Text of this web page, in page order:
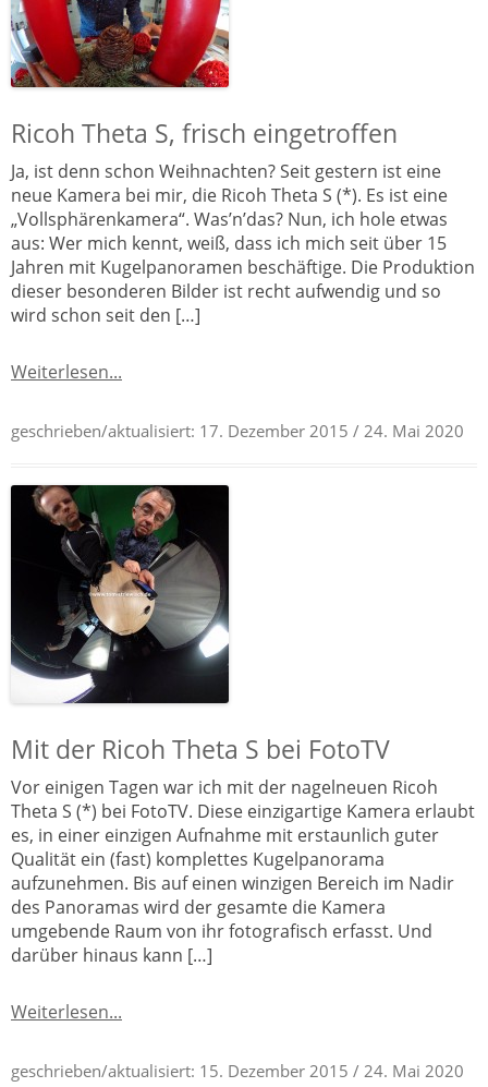
Ricoh Theta S, frisch eingetroffen
Ja, ist denn schon Weihnachten? Seit gestern ist eine
neue Kamera bei mir, die Ricoh Theta S (*). Es ist eine
„Vollsphärenkamera“. Was’n’das? Nun, ich hole etwas
aus: Wer mich kennt, weiß, dass ich mich seit über 15
Jahren mit Kugelpanoramen beschäftige. Die Produktion
dieser besonderen Bilder ist recht aufwendig und so
wird schon seit den […]
Weiterlesen...
geschrieben/aktualisiert: 17. Dezember 2015 / 24. Mai 2020
Mit der Ricoh Theta S bei FotoTV
Vor einigen Tagen war ich mit der nagelneuen Ricoh
Theta S (*) bei FotoTV. Diese einzigartige Kamera erlaubt
es, in einer einzigen Aufnahme mit erstaunlich guter
Qualität ein (fast) komplettes Kugelpanorama
aufzunehmen. Bis auf einen winzigen Bereich im Nadir
des Panoramas wird der gesamte die Kamera
umgebende Raum von ihr fotografisch erfasst. Und
darüber hinaus kann […]
Weiterlesen...
geschrieben/aktualisiert: 15. Dezember 2015 / 24. Mai 2020